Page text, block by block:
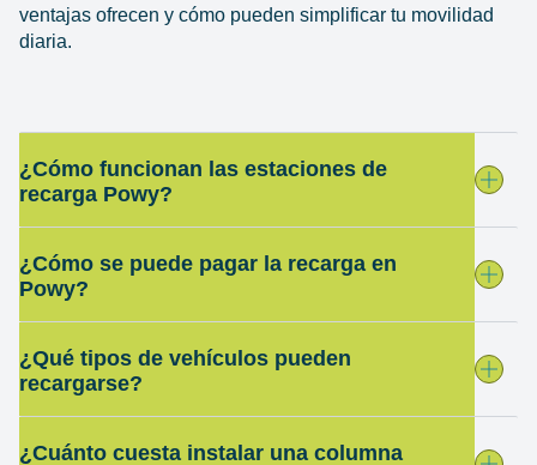
ventajas ofrecen y cómo pueden simplificar tu movilidad
diaria.
¿Cómo funcionan las estaciones de
recarga Powy?
¿Cómo se puede pagar la recarga en
Powy?
¿Qué tipos de vehículos pueden
recargarse?
¿Cuánto cuesta instalar una columna